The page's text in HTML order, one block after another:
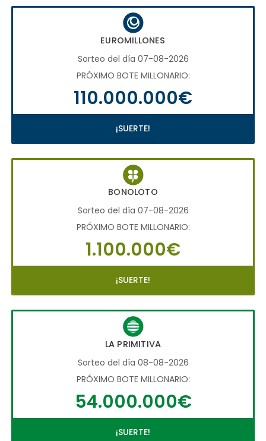
EUROMILLONES
Sorteo del día 07-08-2026
PRÓXIMO BOTE MILLONARIO:
110.000.000€
¡SUERTE!
BONOLOTO
Sorteo del día 07-08-2026
PRÓXIMO BOTE MILLONARIO:
1.100.000€
¡SUERTE!
LA PRIMITIVA
Sorteo del día 08-08-2026
PRÓXIMO BOTE MILLONARIO:
54.000.000€
¡SUERTE!